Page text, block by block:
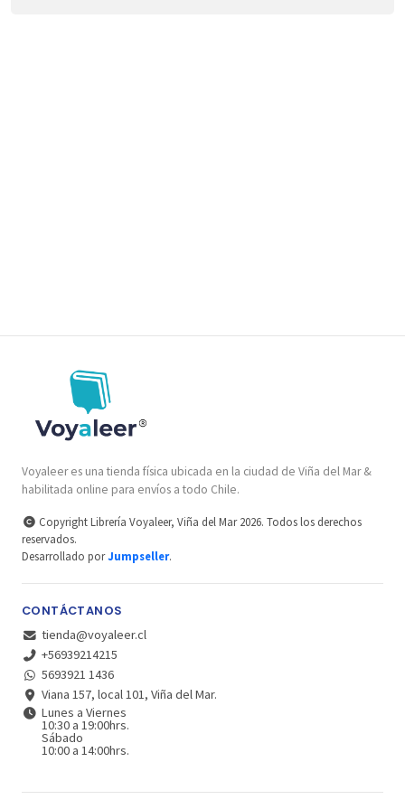
Voyaleer es una tienda física ubicada en la ciudad de Viña del Mar &
habilitada online para envíos a todo Chile.
Copyright Librería Voyaleer, Viña del Mar 2026. Todos los derechos
reservados.
Desarrollado porJumpseller.
CONTÁCTANOS
tienda@voyaleer.cl
+56939214215
5693921 1436
Viana 157, local 101, Viña del Mar.
Lunes a Viernes
10:30 a 19:00hrs.
Sábado
10:00 a 14:00hrs.